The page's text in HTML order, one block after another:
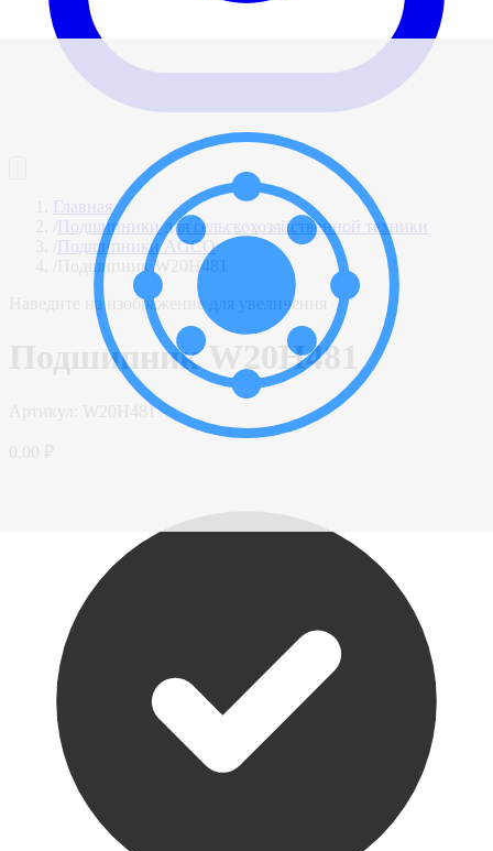
Главная
Подшипники для сельскохозяйственной техники
Подшипники AGCO
Подшипник W20H481
Наведите на изображение для увеличения
Подшипник W20H481
W20H481